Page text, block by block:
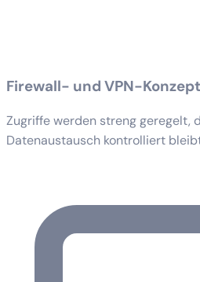
Firewall- und VPN-
Zugriffe werden streng geregelt,
Datenaustausch kontrolliert